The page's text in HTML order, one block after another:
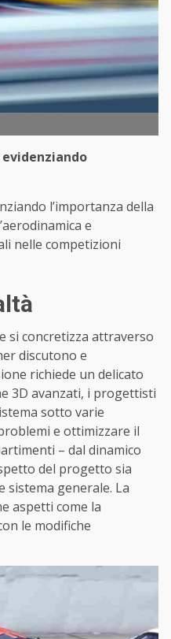
l’importanza della
e
nelle competizioni
si concretizza attraverso
discutono e
richiede un delicato
3D avanzati, i progettisti
sotto varie
e ottimizzare il
– dal dinamico
del progetto sia
sistema generale. La
aspetti come la
le modifiche